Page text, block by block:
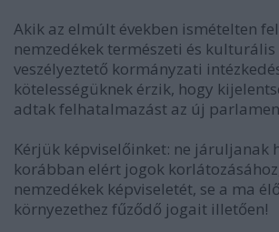
Akik az elmúlt években ismételten
nemzedékek természeti és
veszélyeztető kormányzati
kötelességüknek érzik, hogy
adtak felhatalmazást az új
Kérjük képviselőinket: ne járuljanak
korábban elért jogok
nemzedékek képviseletét, se a ma
környezethez fűződő jogait illetően!